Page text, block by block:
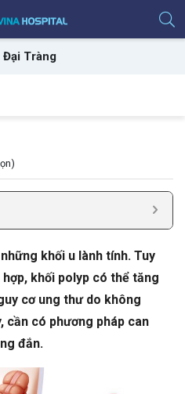
Đại Tràng
khối u lành tính. Tuy
khối polyp có thể tăng
cơ ung thư do không
cần có phương pháp can
đắn.